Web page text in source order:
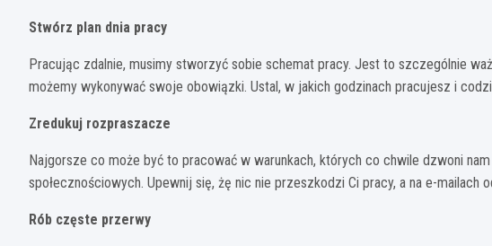
Stwórz plan dnia pracy
Pracując zdalnie, musimy stworzyć sobie schemat pracy. Jest to szczególnie
możemy wykonywać swoje obowiązki. Ustal, w jakich godzinach pracujesz i
Zredukuj rozpraszacze
Najgorsze co może być to pracować w warunkach, których co chwile dzwoni
społecznościowych. Upewnij się, żę nic nie przeszkodzi Ci pracy, a na e-mailach
Rób częste przerwy